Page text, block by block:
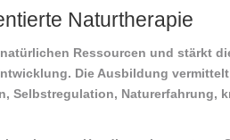
Naturtherapie
Ressourcen und stärkt
Die Ausbildung
, Selbstregulation, Naturerfahrung,